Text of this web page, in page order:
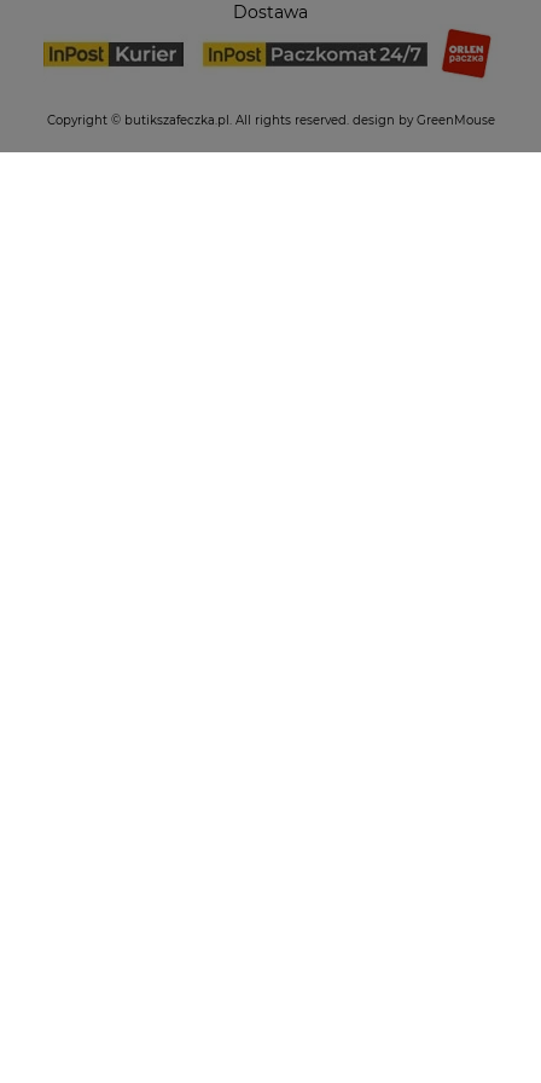
Dostawa
Copyright © butikszafeczka.pl. All rights reserved. design by GreenMouse